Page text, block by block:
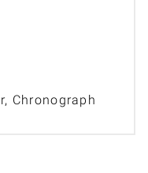
Chronograph